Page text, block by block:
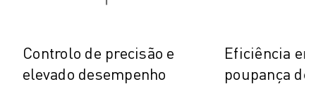
MÁQUINAS EDM DE CORTE A FIO
ROBOCUT MÁQUINAS EDM DE CORTE A FIO
Controlo de precisão e
elevado desempenho
Eficiência
poupança